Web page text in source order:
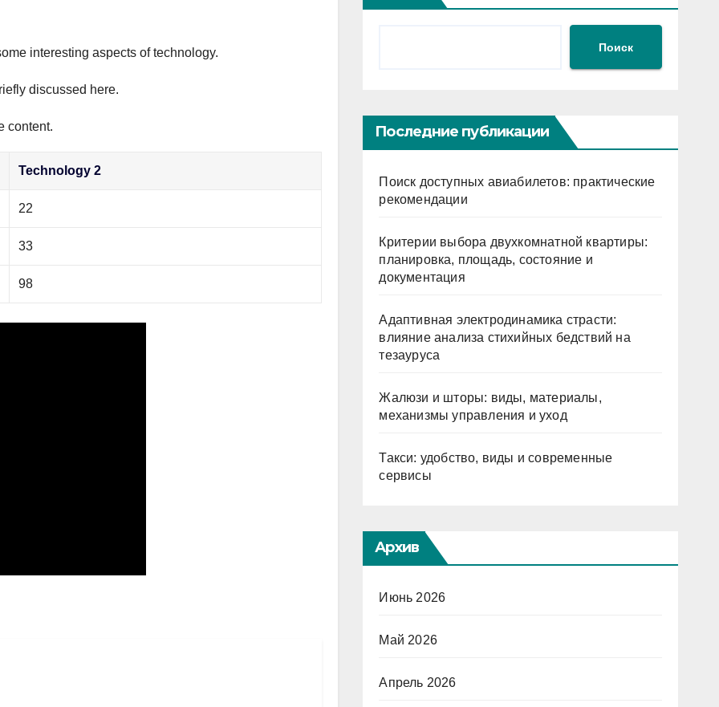
interesting aspects of technology.
discussed here.
content.
Technology 2
22
33
98
Поиск
Последние публикации
Поиск доступных авиабилетов: практические
рекомендации
Критерии выбора двухкомнатной квартиры:
планировка, площадь, состояние и
документация
Адаптивная электродинамика страсти:
влияние анализа стихийных бедствий на
тезауруса
Жалюзи и шторы: виды, материалы,
механизмы управления и уход
Такси: удобство, виды и современные
сервисы
Архив
Июнь 2026
Май 2026
Апрель 2026